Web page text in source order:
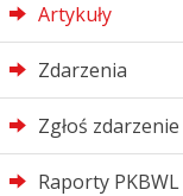
Artykuły
Zdarzenia
Zgłoś zdarzenie
Raporty PKBWL